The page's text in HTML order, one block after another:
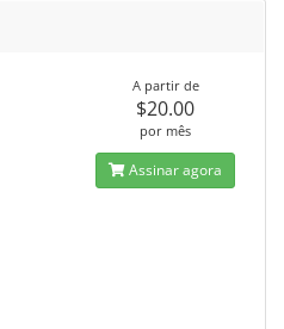
A partir de
$20.00
por mês
Assinar agora